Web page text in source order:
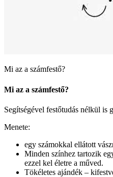
Mi az a számfestő?
Mi az a számfestő?
Segítségével festőtudás nélkül is
Menete:
egy számokkal ellátott
Minden színhez tartozik
ezzel kel életre a műved.
Tökéletes ajándék –